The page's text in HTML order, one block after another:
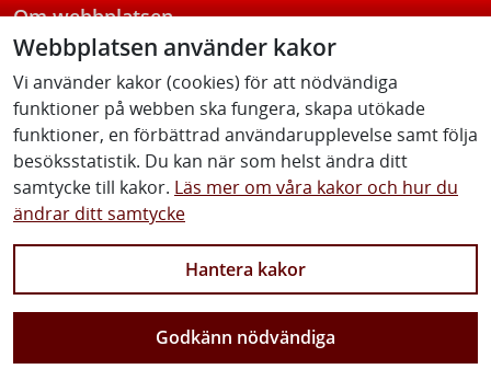
Webbplatsen använder kakor
Vi använder kakor (cookies) för att nödvändiga
funktioner på webben ska fungera, skapa utökade
funktioner, en förbättrad användarupplevelse samt följa
besöksstatistik. Du kan när som helst ändra ditt
samtycke till kakor. Läs mer om våra kakor och hur du
ändrar ditt samtycke
Hantera kakor
Godkänn nödvändiga
Om webbplatsen
Tillgänglighetsredogörelse
Följ oss
Facebook Youtube